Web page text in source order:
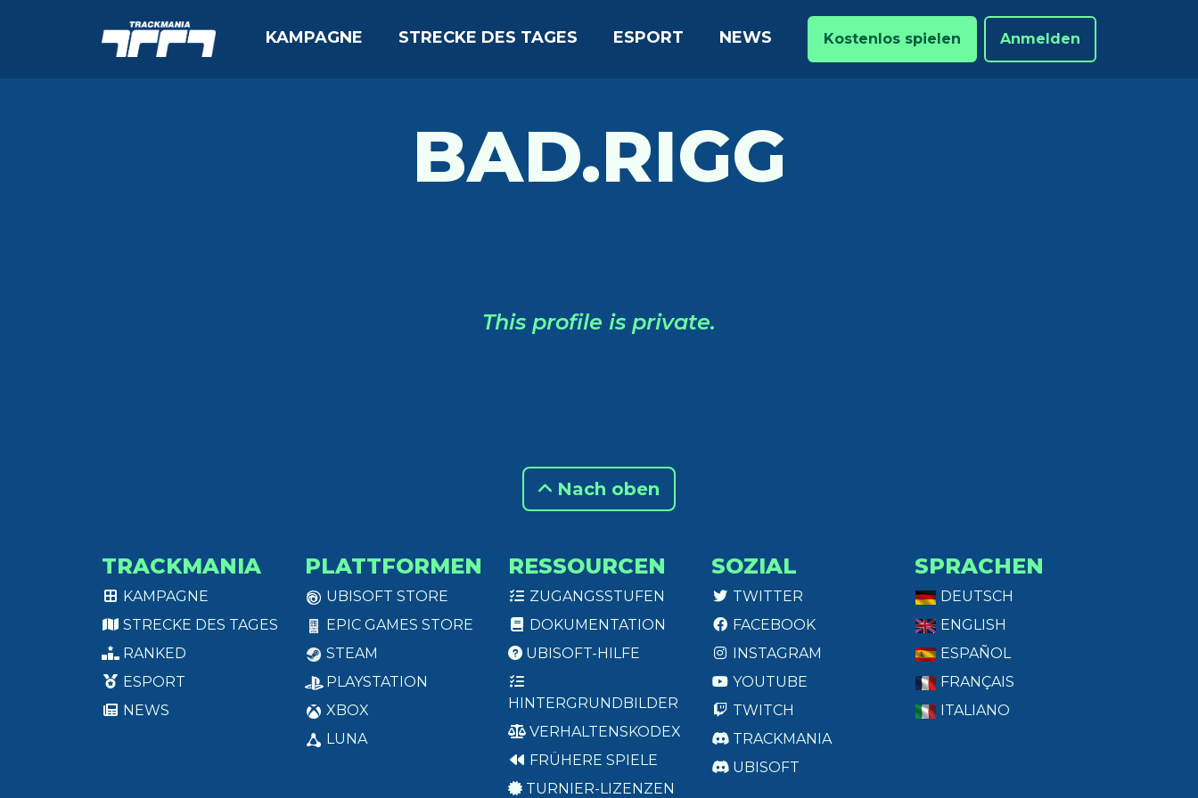
KAMPAGNE STRECKE DES TAGES ESPORT NEWS Kostenlos spielen Anmelden
BAD.RIGG
This profile is private.
Nach oben
TRACKMANIA
KAMPAGNE
STRECKE DES TAGES
RANKED
ESPORT
NEWS
PLATTFORMEN
UBISOFT STORE
EPIC GAMES STORE
STEAM
PLAYSTATION
XBOX
LUNA
RESSOURCEN
ZUGANGSSTUFEN
DOKUMENTATION
UBISOFT-HILFE
HINTERGRUNDBILDER
VERHALTENSKODEX
FRÜHERE SPIELE
TURNIER-LIZENZEN
SOZIAL
TWITTER
FACEBOOK
INSTAGRAM
YOUTUBE
TWITCH
TRACKMANIA
UBISOFT
SPRACHEN
DEUTSCH
ENGLISH
ESPAÑOL
FRANÇAIS
ITALIANO